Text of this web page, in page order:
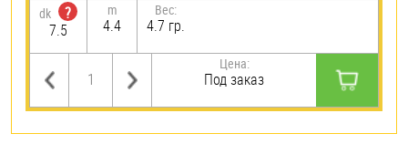
dk
?
7.5
m
4.4
Вес:
4.7 гр.
Цена:
Под заказ